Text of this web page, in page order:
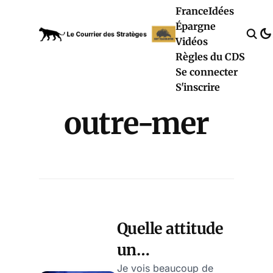
FranceIdées
Épargne
Vidéos
Règles du CDS
Se connecter
S'inscrire
outre-mer
Quelle attitude
un
Je vois beaucoup de